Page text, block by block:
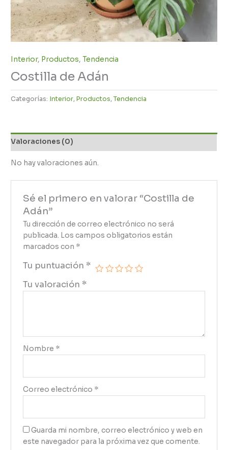
Interior, Productos,Tendencia
Costilla de Adán
Categorías: Interior,Productos,Tendencia
Valoraciones (0)
No hay valoraciones aún.
Sé el primero en valorar “Costilla de
Adán”
Tu dirección de correo electrónico no será
publicada. Los campos obligatorios están
marcados con *
Tu puntuación *
Tu valoración *
Nombre *
Correo electrónico *
Guarda mi nombre, correo electrónico y web en
este navegador para la próxima vez que comente.